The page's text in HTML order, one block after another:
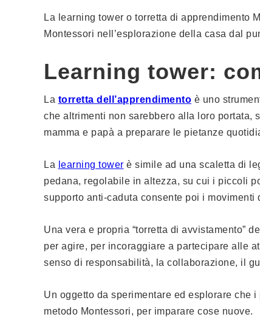
La learning tower o torretta di apprendimento
Montessori nell’esplorazione della casa dal
Learning tower:
La torretta dell’apprendimento è uno
che altrimenti non sarebbero alla loro
mamma e papà a preparare le pietanze
La learning tower è simile ad una scaletta di
pedana, regolabile in altezza, su cui i piccoli
supporto anti-caduta consente poi i
Una vera e propria “torretta di avvistamento”
per agire, per incoraggiare a partecipare alle
senso di responsabilità, la collaborazione, il
Un oggetto da sperimentare ed esplorare che
metodo Montessori, per imparare cose nuove.